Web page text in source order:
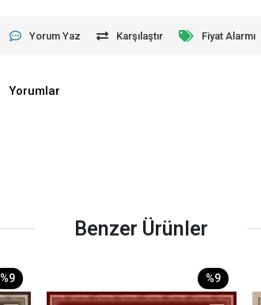
Yorum Yaz Karşılaştır Fiyat Alarmı
Yorumlar
Benzer Ürünler
%9 %9